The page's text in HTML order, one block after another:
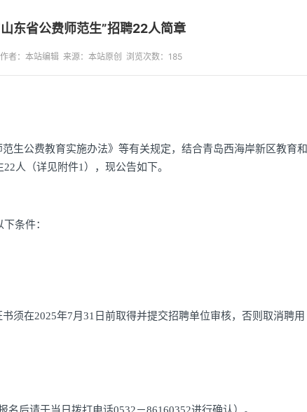
东省公费师范生”招聘22人简章
：本站编辑 来源：本站原创 浏览次数： 185
生公费教育实施办法》等有关规定，结合青岛西海岸新区教育和
人（详见附件1），现公告如下。
条件：
须在2025年7月31日前取得并提交招聘单位审核，否则取消聘用